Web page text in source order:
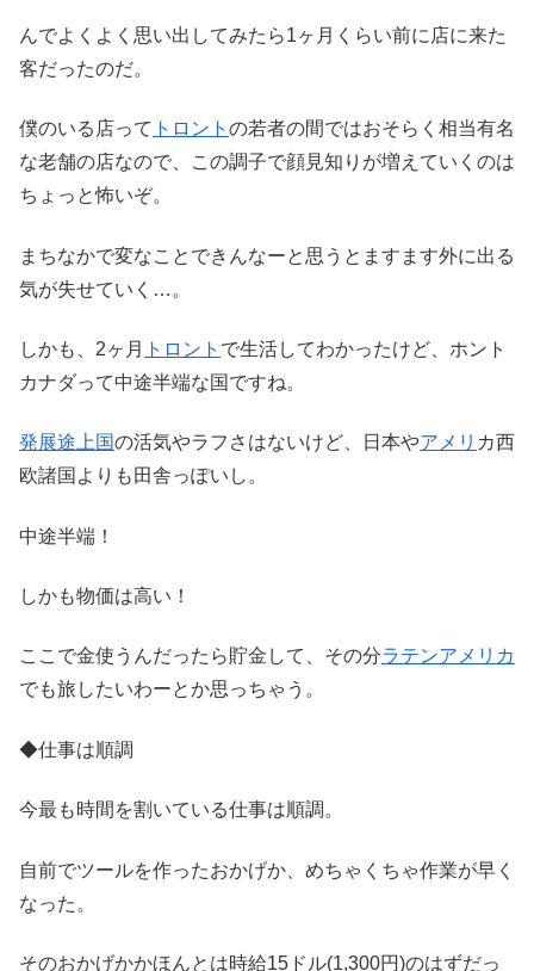
んでよくよく思い出してみたら1ヶ月くらい前に店に来た
客だったのだ。
僕のいる店って トロント の若者の間ではおそらく相当有名
な老舗の店なので、この調子で顔見知りが増えていくのは
ちょっと怖いぞ。
まちなかで変なことできんなーと思うとますます外に出る
気が失せていく…。
しかも、2ヶ月 トロント で生活してわかったけど、ホント
カナダって中途半端な国ですね。
発展途上国の活気やラフさはないけど、日本やアメリ カ西
欧諸国よりも田舎っぽいし。
中途半端！
しかも物価は高い！
ここで金使うんだったら貯金して、その分ラテンアメリカ
でも旅したいわーとか思っちゃう。
◆仕事は順調
今最も時間を割いている仕事は順調。
自前でツールを作ったおかげか、めちゃくちゃ作業が早く
なった。
そのおかげかかほんとは時給15ドル(1,300円)のはずだっ